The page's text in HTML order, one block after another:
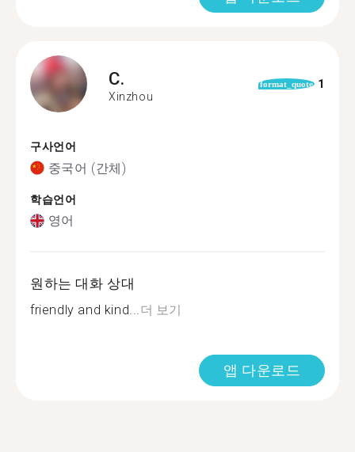
C.
Xinzhou
format_quote 1
구사언어
중국어 (간체)
학습언어
영어
원하는 대화 상대
friendly and kind...더 보기
앱 다운로드